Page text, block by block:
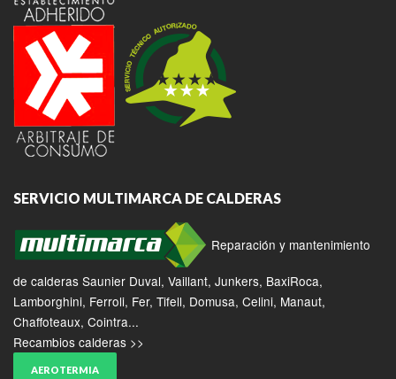
SERVICIO MULTIMARCA DE CALDERAS
Reparación y mantenimiento
de calderas Saunier Duval, Vaillant, Junkers, BaxiRoca,
Lamborghini, Ferroli, Fer, Tifell, Domusa, Celini, Manaut,
Chaffoteaux, Cointra...
Recambios calderas >>
AEROTERMIA